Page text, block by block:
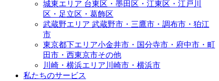
城東エリア 台東区・墨田区・江東区・江戸川
区・足立区・葛飾区
武蔵野エリア 武蔵野市・三鷹市・調布市・狛江
市
東京都下エリア小金井市・国分寺市・府中市・町
田市・西東京市その他
川崎・横浜エリア 川崎市・横浜市
私たちのサービス